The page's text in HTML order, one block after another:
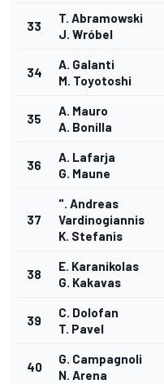
33
T. Abramowski
J. Wróbel
34
A. Galanti
M. Toyotoshi
35
A. Mauro
A. Bonilla
36
A. Lafarja
G. Maune
37
". Andreas
Vardinogiannis
K. Stefanis
38
E. Karanikolas
G. Kakavas
39
C. Dolofan
T. Pavel
40
G. Campagnoli
N. Arena